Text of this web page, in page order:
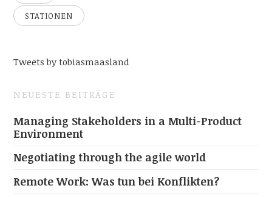
STATIONEN
Tweets by tobiasmaasland
NEUESTE BEITRÄGE
Managing Stakeholders in a Multi-Product
Environment
Negotiating through the agile world
Remote Work: Was tun bei Konflikten?